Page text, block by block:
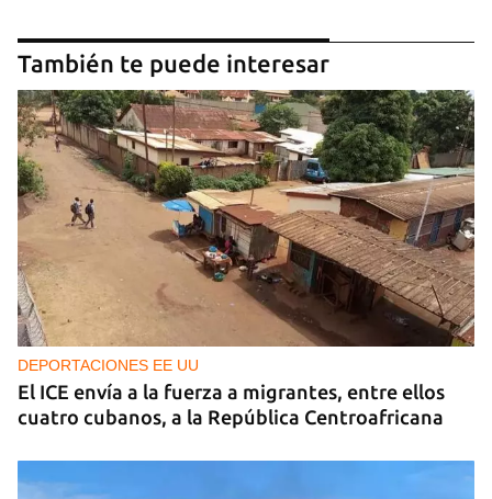
También te puede interesar
DEPORTACIONES EE UU
El ICE envía a la fuerza a migrantes, entre ellos
cuatro cubanos, a la República Centroafricana